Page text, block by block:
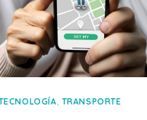
, TRANSPORTE